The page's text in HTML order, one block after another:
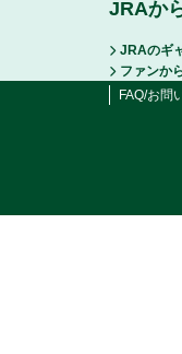
JRAか
JRAのギ
ファンか
FAQ/お問